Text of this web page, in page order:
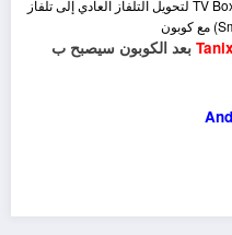
40$ بعد الكوبون سيصبح ب